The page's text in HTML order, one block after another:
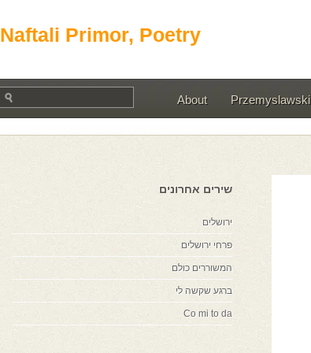
Naftali Primor, Poetry
Przemyslawski
About
שירים אחרונים
ירושלים
פרחי ירושלים
המשוררים כולם
ברגע שקשה לי
Co mi to da